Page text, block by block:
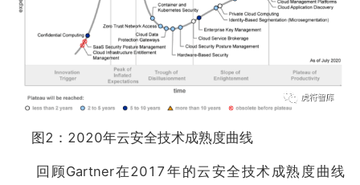
图2：2020年云安全技术成熟度曲线
回顾Gartner在2017年的云安全技术成熟度曲线